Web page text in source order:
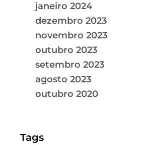
janeiro 2024
dezembro 2023
novembro 2023
outubro 2023
setembro 2023
agosto 2023
outubro 2020
Tags